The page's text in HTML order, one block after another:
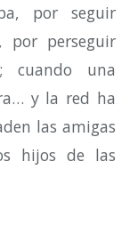
por seguir
por perseguir
cuando una
y la red ha
las amigas
hijos de las